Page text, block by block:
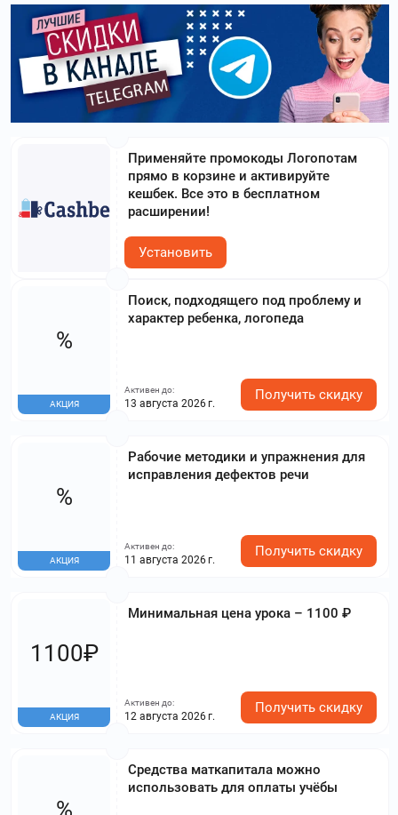
Применяйте промокоды Логопотам
прямо в корзине и активируйте
кешбек. Все это в бесплатном
расширении!
Установить
Поиск, подходящего под проблему и
характер ребенка, логопеда
%
АКЦИЯ
Активен до:
13 августа 2026 г.
Получить скидку
Рабочие методики и упражнения для
исправления дефектов речи
%
АКЦИЯ
Активен до:
11 августа 2026 г.
Получить скидку
Минимальная цена урока – 1100 ₽
1100₽
АКЦИЯ
Активен до:
12 августа 2026 г.
Получить скидку
Средства маткапитала можно
использовать для оплаты учёбы
%